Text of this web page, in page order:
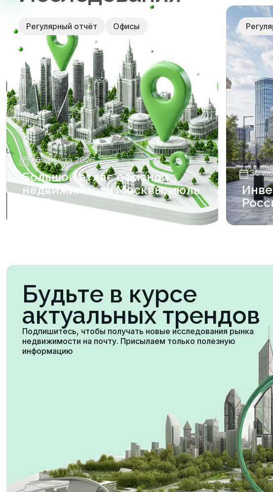
Проектирование
и сооружений
Регулярный отчёт Офисы
06 августа 2026
Большой атлас офисной
недвижимости Москвы, июль
2026
30
Будьте в курсе
актуальных трендов
Подпишитесь, чтобы получать новые исследования рынка
недвижимости на почту. Присылаем только полезную
информацию